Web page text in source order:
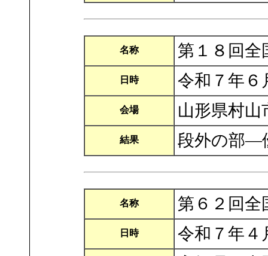
名称 第１８回全
日時 令和７年６
会場 山形県村山
結果 段外の部―
名称 第６２回全
日時 令和７年４